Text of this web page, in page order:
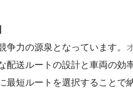
力の源泉となっています。
配送ルートの設計と車両の効
最短ルートを選択することで